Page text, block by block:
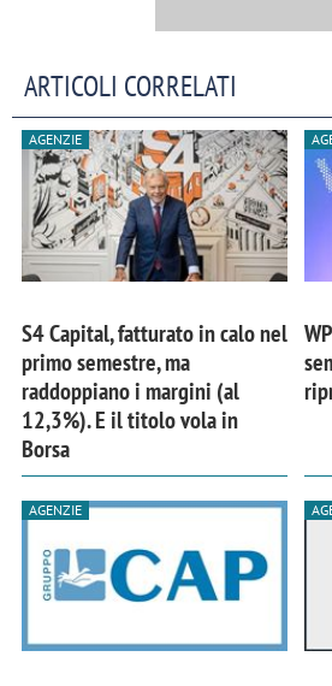
ARTICOLI CORRELATI
AGENZIE
S4 Capital, fatturato in calo nel
primo semestre, ma
raddoppiano i margini (al
12,3%). E il titolo vola in
Borsa
AGENZIE